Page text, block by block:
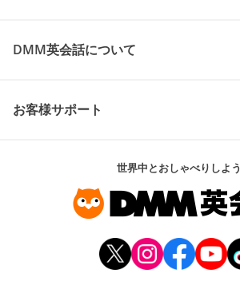
DMM英会話について
お客様サポート
世界中とおしゃべりしよう